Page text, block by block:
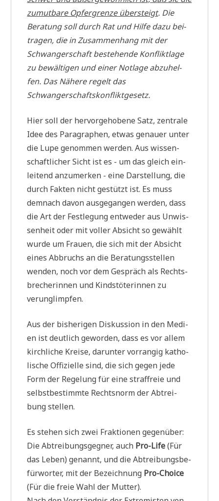
zumut­ba­re Opfer­gren­ze über­steigt. Die
Bera­tung soll durch Rat und Hil­fe dazu bei­
tra­gen, die in Zusam­men­hang mit der
Schwan­ger­schaft bestehen­de Kon­flikt­la­ge
zu bewäl­ti­gen und einer Not­la­ge abzu­hel­
fen. Das Nähe­re regelt das
Schwangerschaftskonfliktgesetz.
Hier soll der her­vor­ge­ho­be­ne Satz, zen­tra­le
Idee des Para­gra­phen, etwas genau­er unter
die Lupe genom­men wer­den. Aus wis­sen­
schaft­li­cher Sicht ist es - um das gleich ein­
lei­tend anzu­mer­ken - eine Dar­stel­lung, die
durch Fak­ten nicht gestützt ist. Es muss
dem­nach davon aus­ge­gan­gen wer­den, dass
die Art der Fest­le­gung ent­we­der aus Unwis­
sen­heit oder mit vol­ler Absicht so gewählt
wur­de um Frau­en, die sich mit der Absicht
eines Abbruchs an die Bera­tungs­stel­len
wen­den, noch vor dem Gespräch als Rechts­
bre­che­rin­nen und Kinds­tö­te­rin­nen zu
verunglimpfen.
Aus der bis­he­ri­gen Dis­kus­si­on in den Medi­
en ist deut­lich gewor­den, dass es vor allem
kirch­li­che Krei­se, dar­un­ter vor­ran­gig katho­
li­sche Offi­zi­el­le sind, die sich gegen jede
Form der Rege­lung für eine straf­freie und
selbst­be­stimm­te Rechts­norm der Abtrei­
bung stellen.
Es ste­hen sich zwei Frak­tio­nen gegenüber:
Die Abtrei­bungs­geg­ner, auch Pro-Life(Für
das Leben) genannt, und die Abtrei­bungs­be­
für­wor­ter, mit der Bezeich­nung Pro-Choice
(Für die freie Wahl der Mutter).